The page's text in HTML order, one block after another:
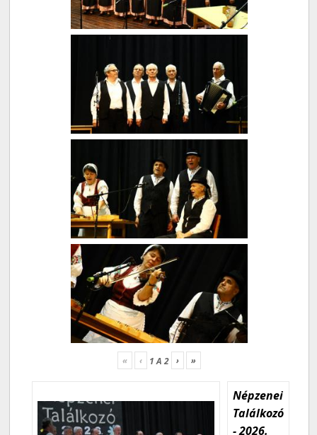
« ‹ 1A2 › »
Népzenei
Találkozó
- 2026.